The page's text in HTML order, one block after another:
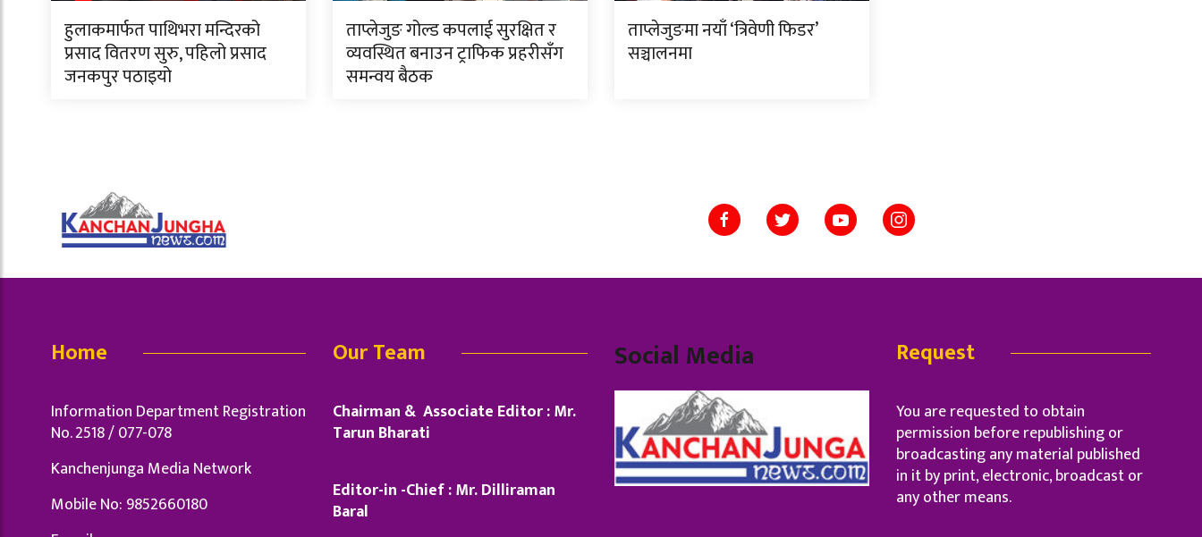
हुलाकमार्फत पाथिभरा मन्दिरको
प्रसाद वितरण सुरु, पहिलो प्रसाद
जनकपुर पठाइयो
ताप्लेजुङ गोल्ड कपलाई सुरक्षित र
व्यवस्थित बनाउन ट्राफिक प्रहरीसँग
समन्वय बैठक
ताप्लेजुङमा नयाँ ‘त्रिवेणी फिडर’
सञ्चालनमा
Home
Information Department Registration
No. 2518 / 077-078
Kanchenjunga Media Network
Mobile No: 9852660180
Our Team
Chairman & Associate Editor : Mr.
Tarun Bharati
Editor-in -Chief : Mr. Dilliraman
Baral
Social Media Request
You are requested to obtain
permission before republishing or
broadcasting any material published
in it by print, electronic, broadcast or
any other means.